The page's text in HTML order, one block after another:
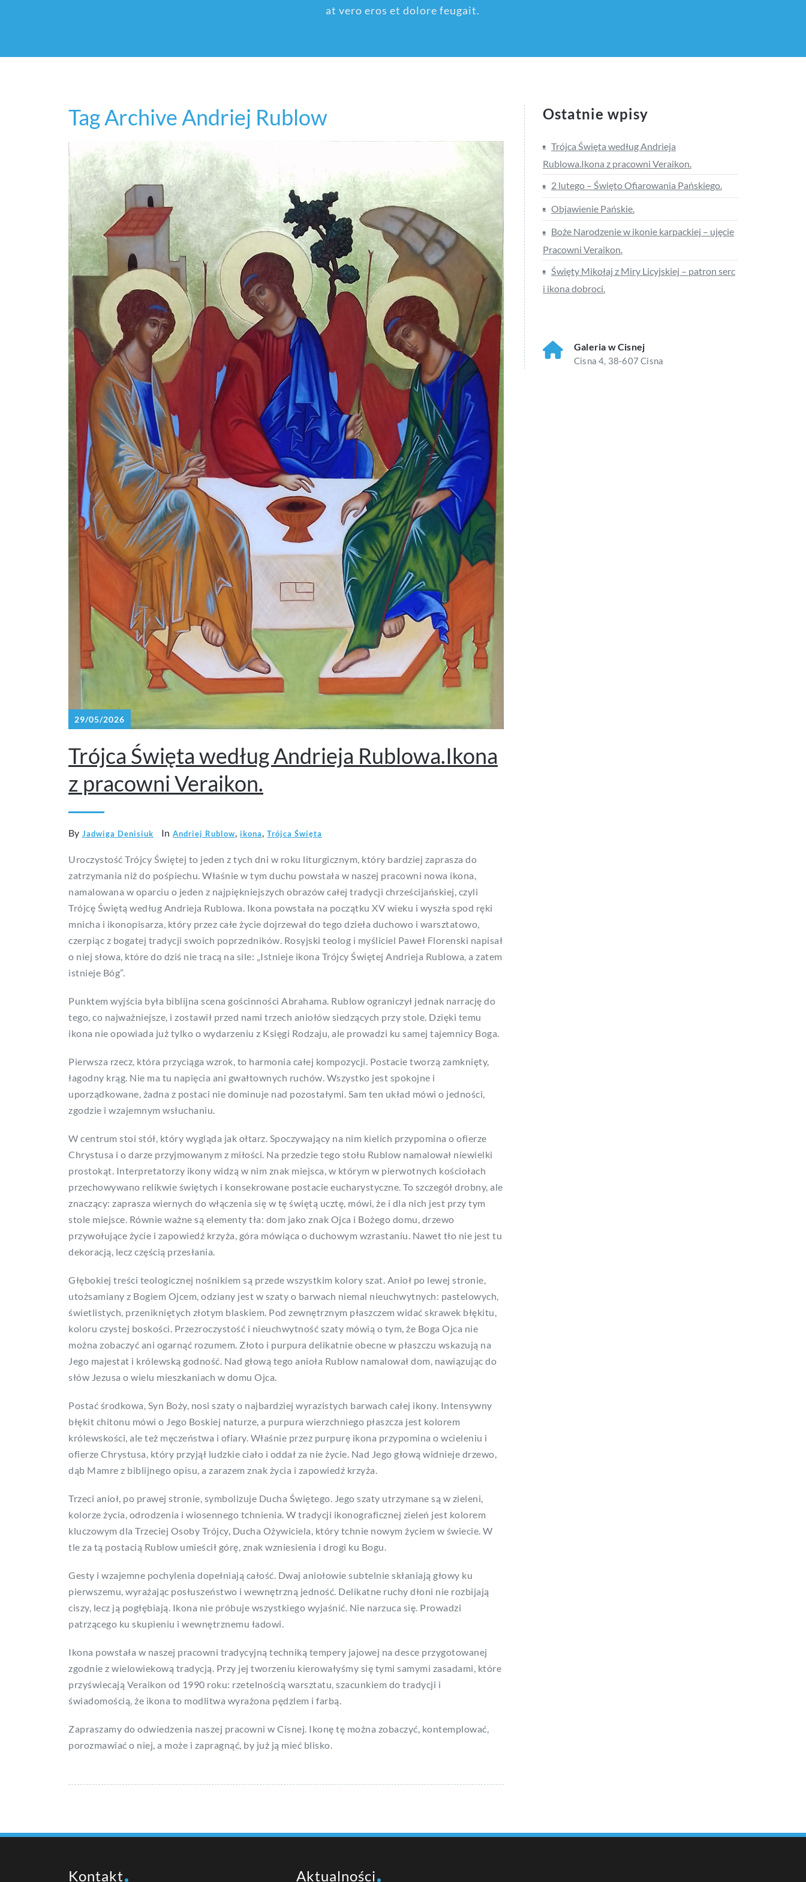
at vero eros et dolore feugait.
Tag Archive Andriej Rublow
29/05/2026
Trójca Święta według Andrieja Rublowa.Ikona
z pracowni Veraikon.
By Jadwiga Denisiuk In Andriej Rublow ikona Trójca Święta
Uroczystość Trójcy Świętej to jeden z tych dni w roku liturgicznym, który bardziej zaprasza do
zatrzymania niż do pośpiechu. Właśnie w tym duchu powstała w naszej pracowni nowa ikona,
namalowana w oparciu o jeden z najpiękniejszych obrazów całej tradycji chrześcijańskiej, czyli
Trójcę Świętą według Andrieja Rublowa. Ikona powstała na początku XV wieku i wyszła spod ręki
mnicha i ikonopisarza, który przez całe życie dojrzewał do tego dzieła duchowo i warsztatowo,
czerpiąc z bogatej tradycji swoich poprzedników. Rosyjski teolog i myśliciel Paweł Florenski napisał
o niej słowa, które do dziś nie tracą na sile: „Istnieje ikona Trójcy Świętej Andrieja Rublowa, a zatem
istnieje Bóg”.
Punktem wyjścia była biblijna scena gościnności Abrahama. Rublow ograniczył jednak narrację do
tego, co najważniejsze, i zostawił przed nami trzech aniołów siedzących przy stole. Dzięki temu
ikona nie opowiada już tylko o wydarzeniu z Księgi Rodzaju, ale prowadzi ku samej tajemnicy Boga.
Pierwsza rzecz, która przyciąga wzrok, to harmonia całej kompozycji. Postacie tworzą zamknięty,
łagodny krąg. Nie ma tu napięcia ani gwałtownych ruchów. Wszystko jest spokojne i
uporządkowane, żadna z postaci nie dominuje nad pozostałymi. Sam ten układ mówi o jedności,
zgodzie i wzajemnym wsłuchaniu.
W centrum stoi stół, który wygląda jak ołtarz. Spoczywający na nim kielich przypomina o ofierze
Chrystusa i o darze przyjmowanym z miłości. Na przedzie tego stołu Rublow namalował niewielki
prostokąt. Interpretatorzy ikony widzą w nim znak miejsca, w którym w pierwotnych kościołach
przechowywano relikwie świętych i konsekrowane postacie eucharystyczne. To szczegół drobny, ale
znaczący: zaprasza wiernych do włączenia się w tę świętą ucztę, mówi, że i dla nich jest przy tym
stole miejsce. Równie ważne są elementy tła: dom jako znak Ojca i Bożego domu, drzewo
przywołujące życie i zapowiedź krzyża, góra mówiąca o duchowym wzrastaniu. Nawet tło nie jest tu
dekoracją, lecz częścią przesłania.
Głębokiej treści teologicznej nośnikiem są przede wszystkim kolory szat. Anioł po lewej stronie,
utożsamiany z Bogiem Ojcem, odziany jest w szaty o barwach niemal nieuchwytnych: pastelowych,
świetlistych, przenikniętych złotym blaskiem. Pod zewnętrznym płaszczem widać skrawek błękitu,
koloru czystej boskości. Przezroczystość i nieuchwytność szaty mówią o tym, że Boga Ojca nie
można zobaczyć ani ogarnąć rozumem. Złoto i purpura delikatnie obecne w płaszczu wskazują na
Jego majestat i królewską godność. Nad głową tego anioła Rublow namalował dom, nawiązując do
słów Jezusa o wielu mieszkaniach w domu Ojca.
Postać środkowa, Syn Boży, nosi szaty o najbardziej wyrazistych barwach całej ikony. Intensywny
błękit chitonu mówi o Jego Boskiej naturze, a purpura wierzchniego płaszcza jest kolorem
królewskości, ale też męczeństwa i ofiary. Właśnie przez purpurę ikona przypomina o wcieleniu i
ofierze Chrystusa, który przyjął ludzkie ciało i oddał za nie życie. Nad Jego głową widnieje drzewo,
dąb Mamre z biblijnego opisu, a zarazem znak życia i zapowiedź krzyża.
Trzeci anioł, po prawej stronie, symbolizuje Ducha Świętego. Jego szaty utrzymane są w zieleni,
kolorze życia, odrodzenia i wiosennego tchnienia. W tradycji ikonograficznej zieleń jest kolorem
kluczowym dla Trzeciej Osoby Trójcy, Ducha Ożywiciela, który tchnie nowym życiem w świecie. W
tle za tą postacią Rublow umieścił górę, znak wzniesienia i drogi ku Bogu.
Gesty i wzajemne pochylenia dopełniają całość. Dwaj aniołowie subtelnie skłaniają głowy ku
pierwszemu, wyrażając posłuszeństwo i wewnętrzną jedność. Delikatne ruchy dłoni nie rozbijają
ciszy, lecz ją pogłębiają. Ikona nie próbuje wszystkiego wyjaśnić. Nie narzuca się. Prowadzi
patrzącego ku skupieniu i wewnętrznemu ładowi.
Ikona powstała w naszej pracowni tradycyjną techniką tempery jajowej na desce przygotowanej
zgodnie z wielowiekową tradycją. Przy jej tworzeniu kierowałyśmy się tymi samymi zasadami, które
przyświecają Veraikon od 1990 roku: rzetelnością warsztatu, szacunkiem do tradycji i
świadomością, że ikona to modlitwa wyrażona pędzlem i farbą.
Zapraszamy do odwiedzenia naszej pracowni w Cisnej. Ikonę tę można zobaczyć, kontemplować,
porozmawiać o niej, a może i zapragnąć, by już ją mieć blisko.
Ostatnie wpisy
Trójca Święta według Andrieja
Rublowa.Ikona z pracowni Veraikon.
2 lutego – Święto Ofiarowania Pańskiego.
Objawienie Pańskie.
Boże Narodzenie w ikonie karpackiej – ujęcie
Pracowni Veraikon.
Święty Mikołaj z Miry Licyjskiej – patron serc
i ikona dobroci.
Galeria w Cisnej
Cisna 4, 38-607 Cisna
Kontakt Aktualności